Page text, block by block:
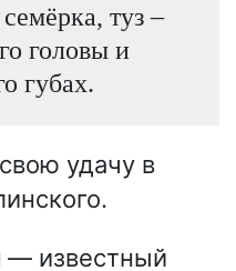
туз –
головы и
губах.
удачу в
— известный